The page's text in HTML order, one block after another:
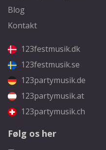
Blog
Kontakt
123festmusik.dk
123festmusik.se
123partymusik.de
123partymusik.at
123partymusik.ch
Følg os her